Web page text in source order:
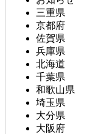
三重県
京都府
佐賀県
兵庫県
北海道
千葉県
和歌山県
埼玉県
大分県
大阪府